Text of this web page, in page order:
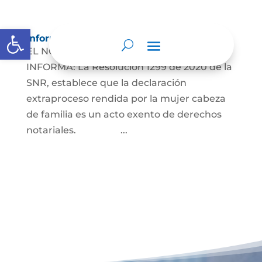
Abrir barra de herramientas
Información para Mujeres.
EL NOTARIO UNICO DE SAHAGUN
INFORMA: La Resolución 1299 de 2020 de la
SNR, establece que la declaración
extraproceso rendida por la mujer cabeza
de familia es un acto exento de derechos
notariales. ...